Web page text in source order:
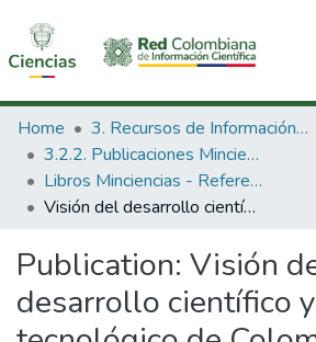
Communities & Collections
All of DSpace
Statistics
Home
3. Recursos de Información Científica y Tecnológica
3.2.2. Publicaciones Minciencias
Libros Minciencias - Referenciales
Visión del desarrollo científico y tecnológico de Colombia.
Publication: Visión
desarrollo científico y